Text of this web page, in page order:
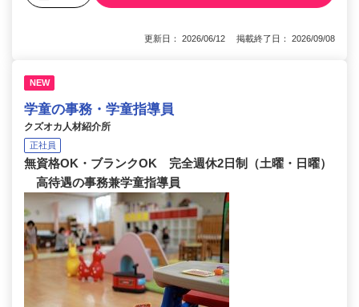
更新日： 2026/06/12 掲載終了日： 2026/09/08
NEW
学童の事務・学童指導員
クズオカ人材紹介所
正社員
無資格OK・ブランクOK 完全週休2日制（土曜・日曜）
高待遇の事務兼学童指導員